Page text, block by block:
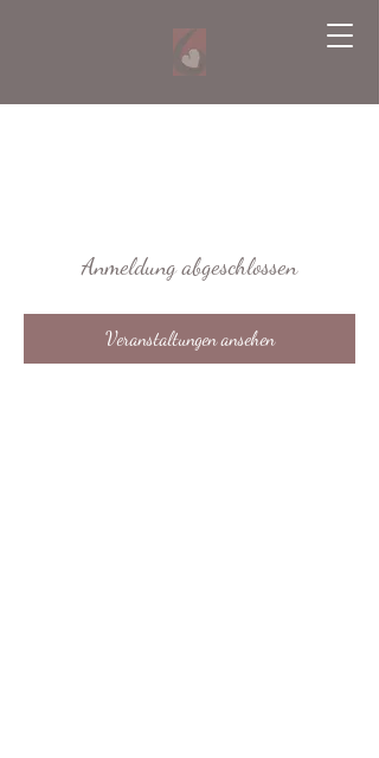
Anmeldung abgeschlossen
Veranstaltungen ansehen